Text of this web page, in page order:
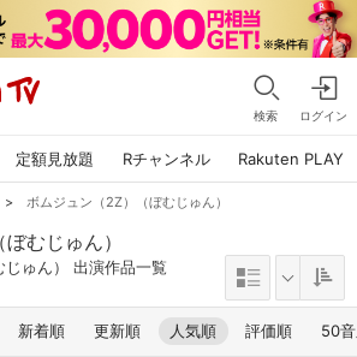
検索 ログイン
定額見放題 Rチャンネル Rakuten PLAY
> ボムジュン（2Z）（ぼむじゅん）
むじゅん）
ゅん） 出演作品一覧
新着順 更新順 人気順 評価順 50